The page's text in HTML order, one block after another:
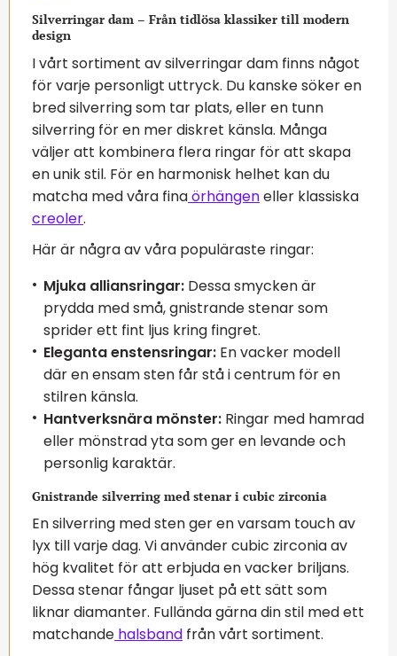
Silverringar dam – Från tidlösa klassiker till modern
design
I vårt sortiment av silverringar dam finns något
för varje personligt uttryck. Du kanske söker en
bred silverring som tar plats, eller en tunn
silverring för en mer diskret känsla. Många
väljer att kombinera flera ringar för att skapa
en unik stil. För en harmonisk helhet kan du
matcha med våra finaörhängeneller klassiska
creoler.
Här är några av våra populäraste ringar:
Mjuka alliansringar: Dessa smycken är
prydda med små, gnistrande stenar som
sprider ett fint ljus kring fingret.
Eleganta enstensringar: En vacker modell
där en ensam sten får stå i centrum för en
stilren känsla.
Hantverksnära mönster: Ringar med hamrad
eller mönstrad yta som ger en levande och
personlig karaktär.
Gnistrande silverring med stenar i cubic zirconia
En silverring med sten ger en varsam touch av
lyx till varje dag. Vi använder cubic zirconia av
hög kvalitet för att erbjuda en vacker briljans.
Dessa stenar fångar ljuset på ett sätt som
liknar diamanter. Fullända gärna din stil med ett
matchande halsband från vårt sortiment.